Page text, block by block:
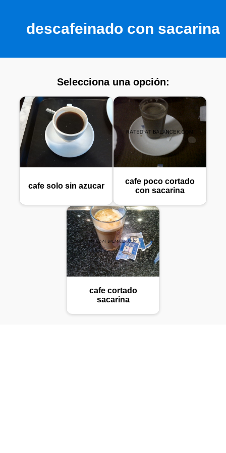
descafeinado con sacarina
Selecciona una opción:
cafe solo sin azucar
cafe poco cortado
con sacarina
cafe cortado
sacarina